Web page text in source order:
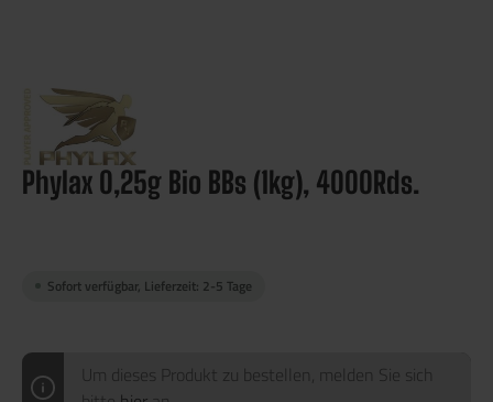
Phylax 0,25g Bio BBs (1kg), 4000Rds.
Sofort verfügbar, Lieferzeit: 2-5 Tage
Um dieses Produkt zu bestellen, melden Sie sich